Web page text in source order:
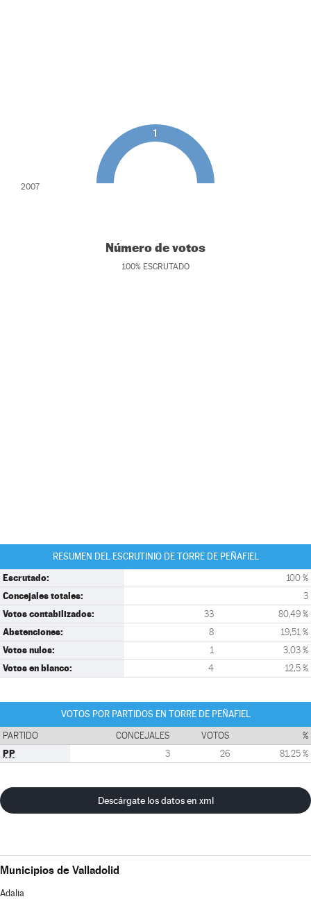
1
2007
Número de votos
100% ESCRUTADO
RESUMEN DEL ESCRUTINIO DE TORRE DE PEÑAFIEL
Escrutado: 100 %
Concejales totales: 3
Votos contabilizados: 33 80,49 %
Abstenciones: 8 19,51 %
Votos nulos: 1 3,03 %
Votos en blanco: 4 12,5 %
VOTOS POR PARTIDOS EN TORRE DE PEÑAFIEL
PARTIDO CONCEJALES VOTOS %
PP 3 26 81,25 %
Descárgate los datos en xml
Municipios de Valladolid
Adalia